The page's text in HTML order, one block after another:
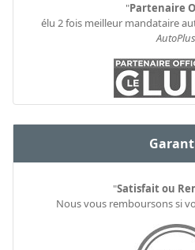
"Partenaire
élu 2 fois meilleur mandataire
"Satisfait ou
Nous vous remboursons si